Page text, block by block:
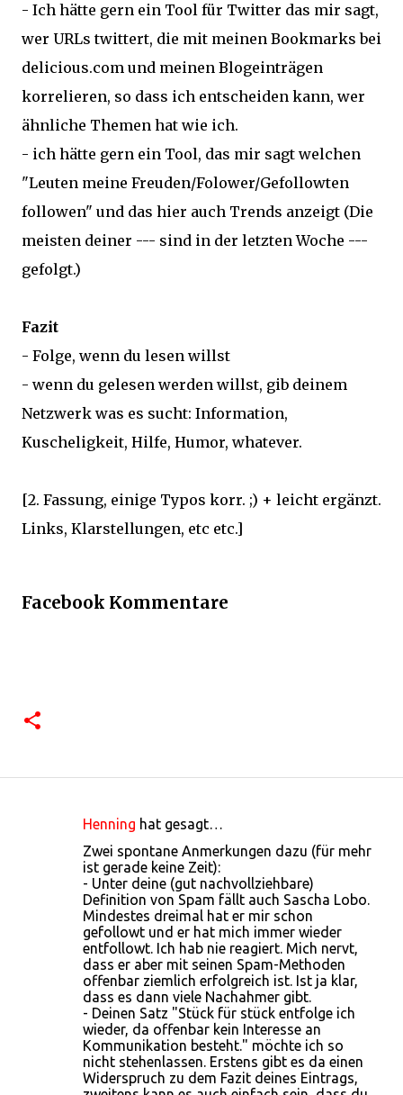
- Ich hätte gern ein Tool für Twitter das mir sagt,
wer URLs twittert, die mit meinen Bookmarks bei
delicious.com und meinen Blogeinträgen
korrelieren, so dass ich entscheiden kann, wer
ähnliche Themen hat wie ich.
- ich hätte gern ein Tool, das mir sagt welchen
"Leuten meine Freuden/Folower/Gefollowten
followen" und das hier auch Trends anzeigt (Die
meisten deiner --- sind in der letzten Woche ---
gefolgt.)
Fazit
- Folge, wenn du lesen willst
- wenn du gelesen werden willst, gib deinem
Netzwerk was es sucht: Information,
Kuscheligkeit, Hilfe, Humor, whatever.
[2. Fassung, einige Typos korr. ;) + leicht ergänzt.
Links, Klarstellungen, etc etc.]
Facebook Kommentare
Henning hat gesagt…
Zwei spontane Anmerkungen dazu (für mehr
ist gerade keine Zeit):
- Unter deine (gut nachvollziehbare)
Definition von Spam fällt auch Sascha Lobo.
Mindestes dreimal hat er mir schon
gefollowt und er hat mich immer wieder
entfollowt. Ich hab nie reagiert. Mich nervt,
dass er aber mit seinen Spam-Methoden
offenbar ziemlich erfolgreich ist. Ist ja klar,
dass es dann viele Nachahmer gibt.
- Deinen Satz "Stück für stück entfolge ich
wieder, da offenbar kein Interesse an
Kommunikation besteht." möchte ich so
nicht stehenlassen. Erstens gibt es da einen
Widerspruch zu dem Fazit deines Eintrags,